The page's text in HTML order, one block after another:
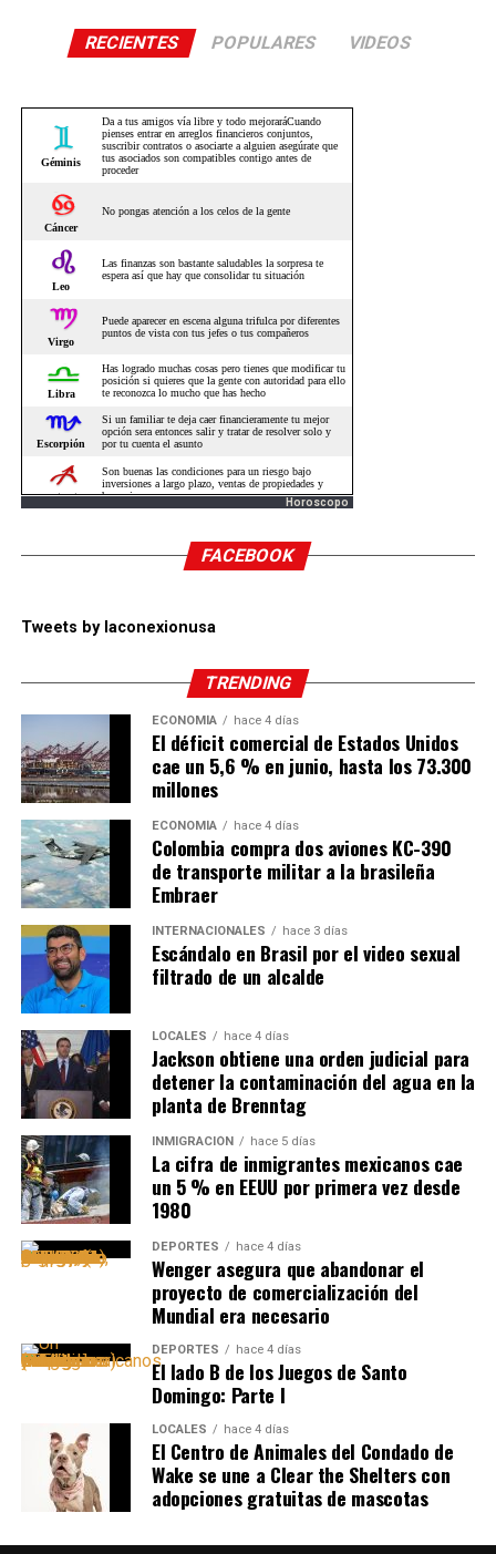
RECIENTES POPULARES VIDEOS
Horoscopo
FACEBOOK
Tweets by laconexionusa
TRENDING
ECONOMÍA hace 4 días
El déficit comercial de Estados Unidos
cae un 5,6 % en junio, hasta los 73.300
millones
ECONOMÍA hace 4 días
Colombia compra dos aviones KC-390
de transporte militar a la brasileña
Embraer
INTERNACIONALES hace 3 días
Escándalo en Brasil por el video sexual
filtrado de un alcalde
LOCALES hace 4 días
Jackson obtiene una orden judicial para
detener la contaminación del agua en la
planta de Brenntag
INMIGRACIÓN hace 5 días
La cifra de inmigrantes mexicanos cae
un 5 % en EEUU por primera vez desde
1980
DEPORTES hace 4 días
Wenger asegura que abandonar el
proyecto de comercialización del
Mundial era necesario
DEPORTES hace 4 días
El lado B de los Juegos de Santo
Domingo: Parte I
LOCALES hace 4 días
El Centro de Animales del Condado de
Wake se une a Clear the Shelters con
adopciones gratuitas de mascotas